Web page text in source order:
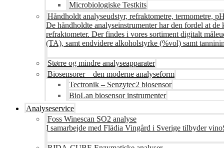
Microbiologiske Testkits
Håndholdt analyseudstyr, refraktometre, termometre,
De håndholdte analyseinstrumenter har den fordel at
refraktometer. Der findes i vores sortiment digitalt
(TA), samt endvidere alkoholstyrke (%vol) samt
Større og mindre analyseapparater
Biosensorer – den moderne analyseform
Tectronik – Senzytec2 biosensor
BioLan biosensor instrumenter
Analyseservice
Foss Winescan SO2 analyse
I samarbejde med Flädia Vingård i Sverige tilbyder